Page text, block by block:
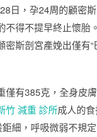
日，孕24周的顧密
不得不提早終止懷胎
密斯剖宮產娩出僅有“
僅有385克，全身皮
竹 減重 診所成人的
鉅細，呼吸微弱不規